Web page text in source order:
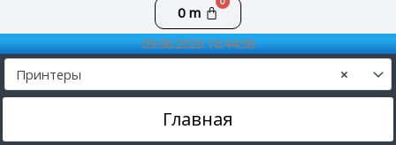
0m
Корзина
09.08.2026 16:44:38
×
Принтеры
Главная